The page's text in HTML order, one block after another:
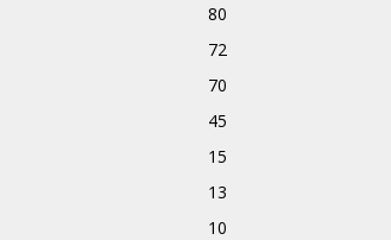
80
72
70
45
15
13
10